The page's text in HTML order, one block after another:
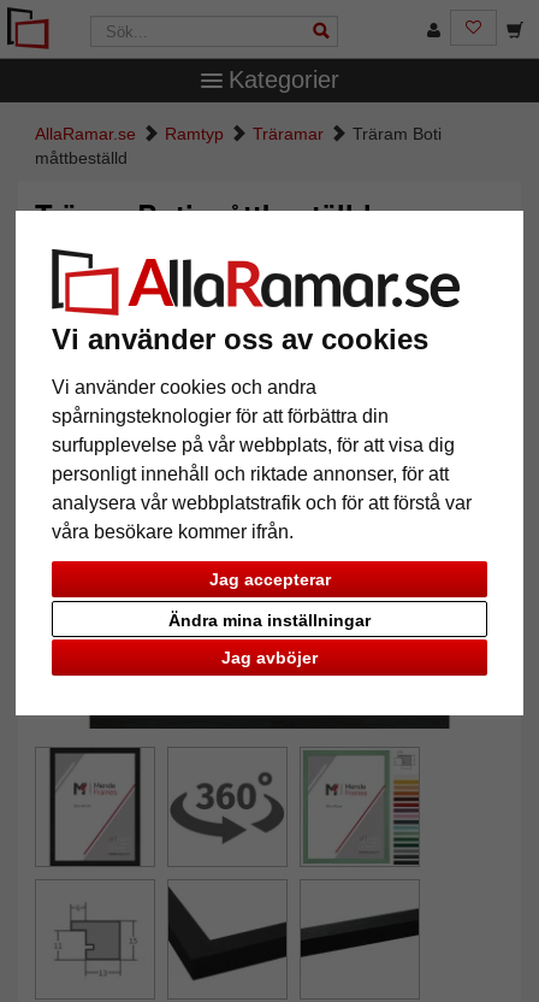
Vi använder oss av cookies
Vi använder cookies och andra
spårningsteknologier för att förbättra din
surfupplevelse på vår webbplats, för att visa dig
personligt innehåll och riktade annonser, för att
analysera vår webbplatstrafik och för att förstå var
våra besökare kommer ifrån.
Jag accepterar
Jag avböjer
Ändra mina inställningar
Kategorier
AllaRamar.se Ramtyp Träramar
Träram Boti
måttbeställd
Träram Boti måttbeställd
Tillbaka